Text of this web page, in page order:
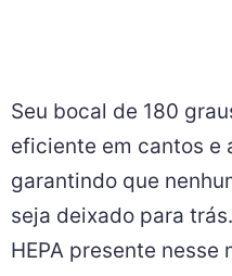
Seu bocal de 180
eficiente em cantos e
garantindo que
seja deixado para
HEPA presente nesse